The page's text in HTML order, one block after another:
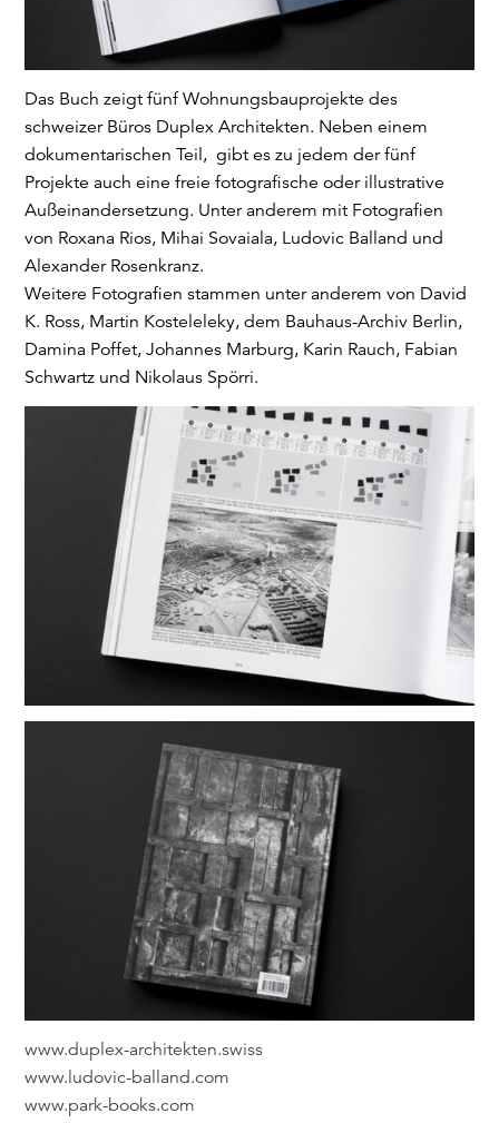
Das Buch zeigt fünf Wohnungsbauprojekte des
schweizer Büros Duplex Architekten. Neben einem
dokumentarischen Teil, gibt es zu jedem der fünf
Projekte auch eine freie fotografische oder illustrative
Außeinandersetzung. Unter anderem mit Fotografien
von Roxana Rios, Mihai Sovaiala, Ludovic Balland und
Alexander Rosenkranz.
Weitere Fotografien stammen unter anderem von David
K. Ross, Martin Kosteleleky, dem Bauhaus-Archiv Berlin,
Damina Poffet, Johannes Marburg, Karin Rauch, Fabian
Schwartz und Nikolaus Spörri.
www.duplex-architekten.swiss
www.ludovic-balland.com
www.park-books.com